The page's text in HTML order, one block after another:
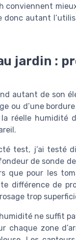
autant
jardin :
autant de son
ou d’une
réelle humidité
test, j’ai testé
de sonde
que pour les
différence de
trop
ne suffit
chaque zone